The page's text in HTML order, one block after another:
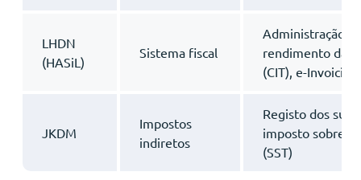
LHDN
(HASiL)
Sistema fiscal
Administração
rendimento das
(CIT), e-
JKDM
Impostos
indiretos
Registo dos
imposto sobre
(SST)